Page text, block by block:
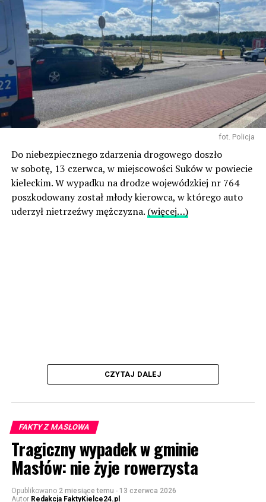
fot. Policja
Do niebezpiecznego zdarzenia drogowego doszło
w sobotę, 13 czerwca, w miejscowości Suków w powiecie
kieleckim. W wypadku na drodze wojewódzkiej nr 764
poszkodowany został młody kierowca, w którego auto
uderzył nietrzeźwy mężczyzna. (więcej…)
CZYTAJ DALEJ
FAKTY Z MASŁOWA
Tragiczny wypadek w gminie
Masłów: nie żyje rowerzysta
Opublikowano 2 miesiące temu - 13 czerwca 2026
Autor Redakcja FaktyKielce24.pl